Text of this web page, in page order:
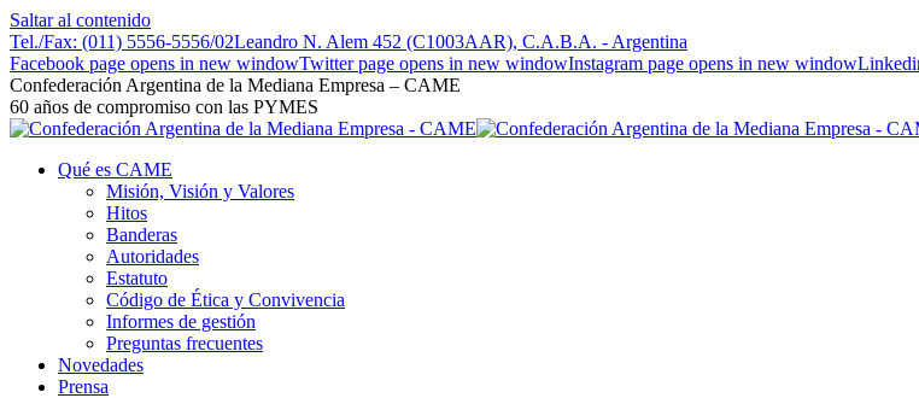
Saltar al contenido
Tel./Fax: (011) 5556-5556/02Leandro N. Alem 452 (C1003AAR), C.A.B.A. - Argentina
Facebook page opens in new windowTwitter page opens in new windowInstagram page opens in new window
Confederación Argentina de la Mediana Empresa – CAME
60 años de compromiso con las PYMES
Qué es CAME
Misión, Visión y Valores
Hitos
Banderas
Autoridades
Estatuto
Código de Ética y Convivencia
Informes de gestión
Preguntas frecuentes
Novedades
Prensa